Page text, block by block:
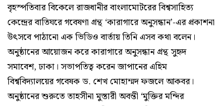
বৃহস্পতিবার বিকেলে রাজধানীর বাংলামোটরের বিশ্বসাহিত্য
কেন্দ্রের বাতিঘরে গবেষণা গ্রন্থ ‘কারাগারে অনুসন্ধান’-এর প্রকাশনা
উৎসবে পাঠানো এক ভিডিও বার্তায় তিনি এসব কথা বলেন।
অনুষ্ঠানের আয়োজন করে কারাগারে অনুসন্ধান গ্রন্থ সুহৃদ
সমাবেশ, ঢাকা। সভাপতিত্ব করেন জাপানের এহিম
বিশ্ববিদ্যালয়ের গবেষক ড. শেখ মোহাম্মদ ফজলে আকবর।
অনুষ্ঠানের শুরুতে তাহসীনা মুস্তারী অবন্তী ‘মুক্তির মন্দির